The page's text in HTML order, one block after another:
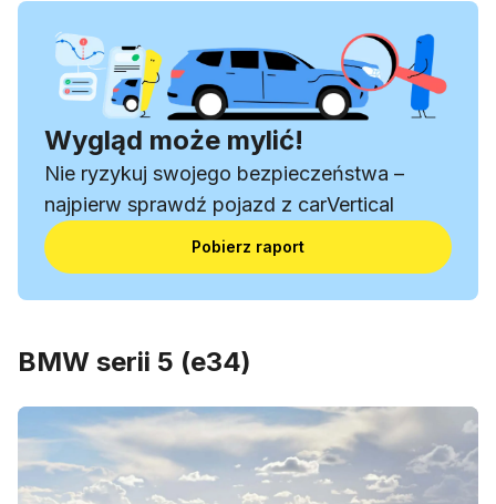
Wygląd może mylić!
Nie ryzykuj swojego bezpieczeństwa –
najpierw sprawdź pojazd z carVertical
Pobierz raport
BMW serii 5 (e34)